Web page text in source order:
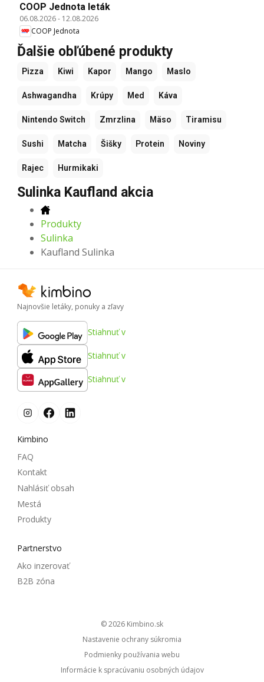
COOP Jednota leták
06.08.2026- 12.08.2026
COOP Jednota
Ďalšie obľúbené produkty
Pizza Kiwi Kapor Mango Maslo
Ashwagandha Krúpy Med Káva
Nintendo Switch Zmrzlina Mäso Tiramisu
Sushi Matcha Šišky Protein Noviny
Rajec Hurmikaki
Sulinka Kaufland akcia
Produkty
Sulinka
Kaufland Sulinka
Najnovšie letáky, ponuky a zľavy
Stiahnuť v
Stiahnuť v
Stiahnuť v
Kimbino
FAQ
Kontakt
Nahlásiť obsah
Mestá
Produkty
Partnerstvo
Ako inzerovať
B2B zóna
© 2026
kimbino.sk
Nastavenie ochrany súkromia
Podmienky používania webu
Informácie k spracúvaniu osobných údajov